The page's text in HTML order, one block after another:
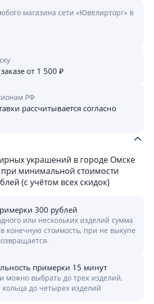
магазина сети «Ювелирторг» в
от 1 500 ₽
РФ
рассчитывается согласно
украшений в городе Омске
при минимальной стоимости
(с учётом всех скидок)
300 рублей
или нескольких изделий сумма
конечную стоимость, при не выкупе
примерки 15 минут
можно выбрать до трех изделий,
до четырех изделий